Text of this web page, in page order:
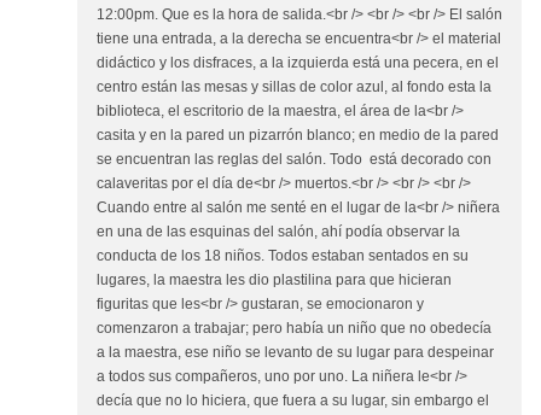
12:00pm. Que es la hora de salida.<br /> <br /> <br /> El salón
tiene una entrada, a la derecha se encuentra<br /> el material
didáctico y los disfraces, a la izquierda está una pecera, en el
centro están las mesas y sillas de color azul, al fondo esta la
biblioteca, el escritorio de la maestra, el área de la<br />
casita y en la pared un pizarrón blanco; en medio de la pared
se encuentran las reglas del salón. Todo está decorado con
calaveritas por el día de<br /> muertos.<br /> <br /> <br />
Cuando entre al salón me senté en el lugar de la<br /> niñera
en una de las esquinas del salón, ahí podía observar la
conducta de los 18 niños. Todos estaban sentados en su
lugares, la maestra les dio plastilina para que hicieran
figuritas que les<br /> gustaran, se emocionaron y
comenzaron a trabajar; pero había un niño que no obedecía
a la maestra, ese niño se levanto de su lugar para despeinar
a todos sus compañeros, uno por uno. La niñera le<br />
decía que no lo hiciera, que fuera a su lugar, sin embargo el